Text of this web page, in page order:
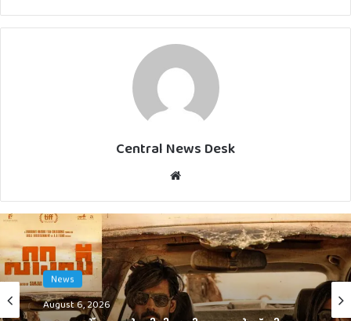
Central News Desk
News
Malayalam
August 5, 2026